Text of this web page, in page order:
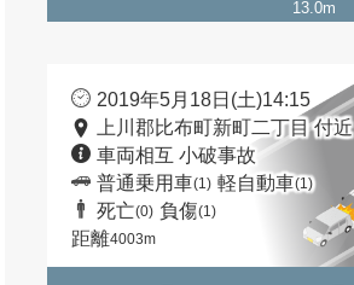
13.0m
2019年5月18日(土)14:15
上川郡比布町新町二丁目 付近
車両相互 小破事故
普通乗用車(1) 軽自動車(1)
死亡(0) 負傷(1)
距離4003m